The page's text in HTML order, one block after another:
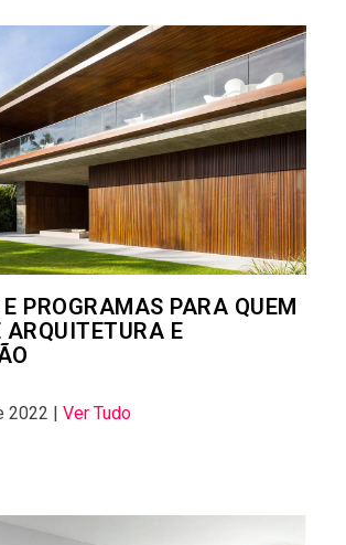
PROGRAMAS PARA QUEM
ARQUITETURA E
2022 | Ver Tudo